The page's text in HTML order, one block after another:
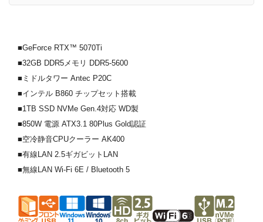
■GeForce RTX™ 5070Ti
■32GB DDR5メモリ DDR5-5600
■ミドルタワー Antec P20C
■インテル B860 チップセット搭載
■1TB SSD NVMe Gen.4対応 WD製
■850W 電源 ATX3.1 80Plus Gold認証
■空冷静音CPUクーラー AK400
■有線LAN 2.5ギガビットLAN
■無線LAN Wi-Fi 6E / Bluetooth 5